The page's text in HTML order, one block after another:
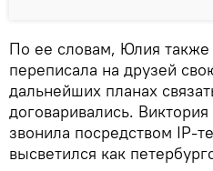
По ее словам, Юлия
переписала на друзей
дальнейших планах
договаривались.
звонила посредством IP-
высветился как